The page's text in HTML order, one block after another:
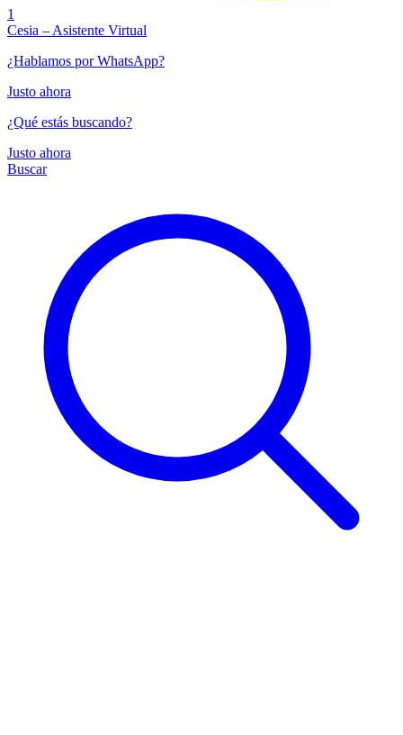
1
Cesia – Asistente Virtual
¿Hablamos por WhatsApp?
Justo ahora
¿Qué estás buscando?
Justo ahora
Buscar